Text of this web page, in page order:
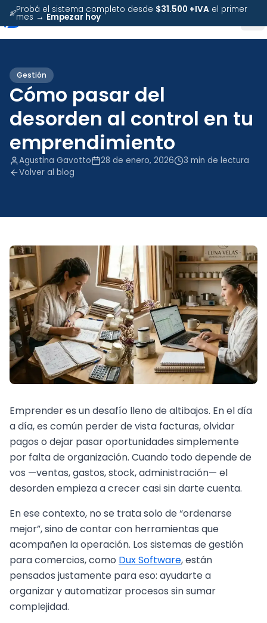
Probá el sistema completo desde $31.500 +IVAel primer
mes → Empezar hoy
Gestión
Cómo pasar del
desorden al control en tu
emprendimiento
Agustina Gavotto 28 de enero, 2026 3 min de lectura
Volver al blog
Emprender es un desafío lleno de altibajos. En el día
a día, es común perder de vista facturas, olvidar
pagos o dejar pasar oportunidades simplemente
por falta de organización. Cuando todo depende de
vos —ventas, gastos, stock, administración— el
desorden empieza a crecer casi sin darte cuenta.
En ese contexto, no se trata solo de “ordenarse
mejor”, sino de contar con herramientas que
acompañen la operación. Los sistemas de gestión
para comercios, como Dux Software, están
pensados justamente para eso: ayudarte a
organizar y automatizar procesos sin sumar
complejidad.